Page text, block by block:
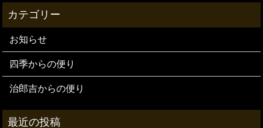
お知らせ
四季からの便り
治郎吉からの便り